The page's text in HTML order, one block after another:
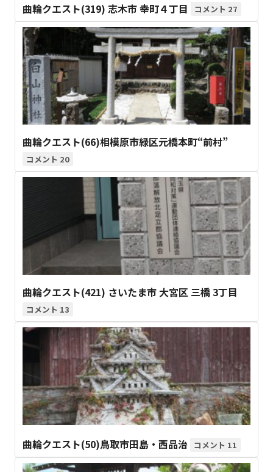
曲輪クエスト(319) 志木市 幸町４丁目 27
曲輪クエスト(66)相模原市緑区元橋本町“前村”
20
曲輪クエスト(421) さいたま市 大宮区 三橋 3丁目
13
曲輪クエスト(50)鳥取市田島・西品治 11